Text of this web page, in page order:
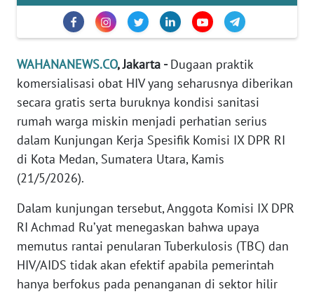
WAHANANEWS.CO, Jakarta -Dugaan praktik
komersialisasi obat HIV yang seharusnya diberikan
secara gratis serta buruknya kondisi sanitasi
rumah warga miskin menjadi perhatian serius
dalam Kunjungan Kerja Spesifik Komisi IX DPR RI
di Kota Medan, Sumatera Utara, Kamis
(21/5/2026).
Dalam kunjungan tersebut, Anggota Komisi IX DPR
RI Achmad Ru’yat menegaskan bahwa upaya
memutus rantai penularan Tuberkulosis (TBC) dan
HIV/AIDS tidak akan efektif apabila pemerintah
hanya berfokus pada penanganan di sektor hilir
EDITORIAL
Informasi
INDEKS
BERITA
KONTAK
KAMI
IKLAN
TENTANG
KAMI